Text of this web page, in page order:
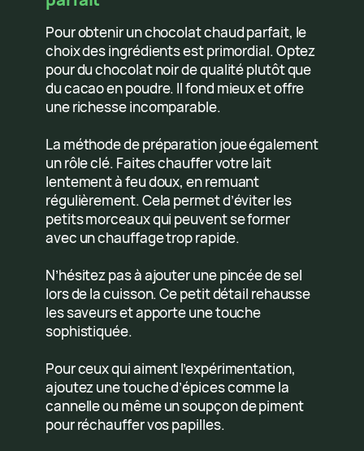
Pour obtenir un chocolat chaud parfait, le
choix des ingrédients est primordial. Optez
pour du chocolat noir de qualité plutôt que
du cacao en poudre. Il fond mieux et offre
une richesse incomparable.
La méthode de préparation joue également
un rôle clé. Faites chauffer votre lait
lentement à feu doux, en remuant
régulièrement. Cela permet d’éviter les
petits morceaux qui peuvent se former
avec un chauffage trop rapide.
N’hésitez pas à ajouter une pincée de sel
lors de la cuisson. Ce petit détail rehausse
les saveurs et apporte une touche
sophistiquée.
Pour ceux qui aiment l’expérimentation,
ajoutez une touche d’épices comme la
cannelle ou même un soupçon de piment
pour réchauffer vos papilles.